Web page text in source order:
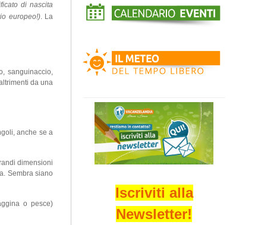
di nascita
europeo!). La
sanguinaccio,
da una
anche se a
dimensioni
Sembra siano
o pesce)
Iscriviti alla
Newsletter!